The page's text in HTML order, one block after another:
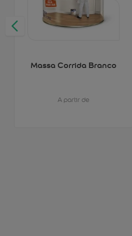
Massa Corrida Branco
A partir de